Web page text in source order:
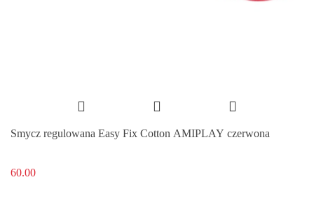
Smycz regulowana Easy Fix Cotton AMIPLAY czerwona
60.00